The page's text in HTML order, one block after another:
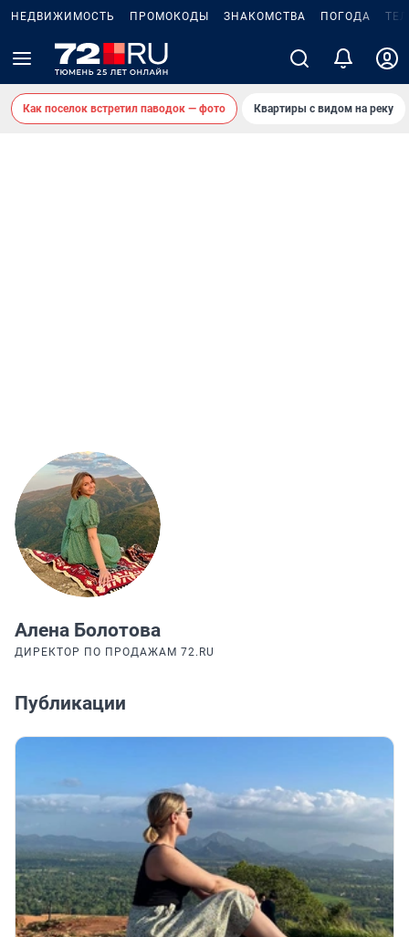
НЕДВИЖИМОСТЬ ПРОМОКОДЫ ЗНАКОМСТВА ПОГОДА
Как поселок встретил паводок — фото Квартиры с видом на реку
Алена Болотова
ДИРЕКТОР ПО ПРОДАЖАМ 72.RU
Публикации